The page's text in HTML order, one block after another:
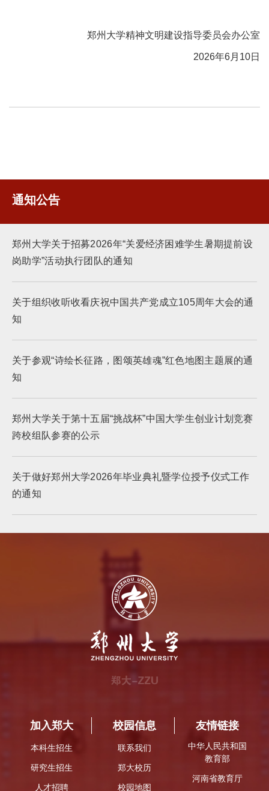
郑州大学精神文明建设指导委员会办公室
2026年6月10日
通知公告
郑州大学关于招募2026年“关爱经济困难学生暑期提前设
岗助学”活动执行团队的通知
关于组织收听收看庆祝中国共产党成立105周年大会的通
知
关于参观“诗绘长征路，图颂英雄魂”红色地图主题展的通
知
郑州大学关于第十五届“挑战杯”中国大学生创业计划竞赛
跨校组队参赛的公示
关于做好郑州大学2026年毕业典礼暨学位授予仪式工作
的通知
加入郑大
本科生招生
研究生招生
人才招聘
校园信息
联系我们
郑大校历
校园地图
友情链接
中华人民共和国
教育部
河南省教育厅